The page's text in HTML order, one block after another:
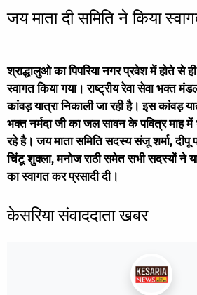
जय माता दी समिति ने किया
श्राद्धालुओ का पिपरिया नगर प्रवेश में होते से ही
स्वागत किया गया। राष्ट्रीय रेवा सेवा भक्त मंडल
कांवड़ यात्रा निकाली जा रही है। इस कांवड़
भक्त नर्मदा जी का जल सावन के पवित्र माह में
रहे है। जय माता समिति सदस्य संजू शर्मा, दीपू
चिंटू शुक्ला, मनोज राठी समेत सभी सदस्यों ने
का स्वागत कर प्रसादी दी।
केसरिया संवाददाता खबर